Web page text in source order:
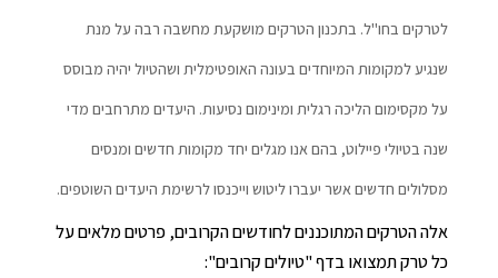
לטרקים בחו"ל. בתכנון הטרקים מושקעת מחשבה רבה על מנת
שנגיע למקומות המיוחדים בעונה האופטימלית ושהטיול יהיה מבוסס
על מקסימום הליכה רגלית ומינימום נסיעות. היעדים מתרחבים מדי
שנה בטיולי פיילוט, בהם אנו מגלים יחד מקומות חדשים ומנסים
מסלולים חדשים אשר יעברו ליטוש וייכנסו לרשימת היעדים השוטפים.
אלה הטרקים המתוכננים לחודשים הקרובים, פרטים מלאים על
כל טרק תמצואו בדף "טיולים קרובים":